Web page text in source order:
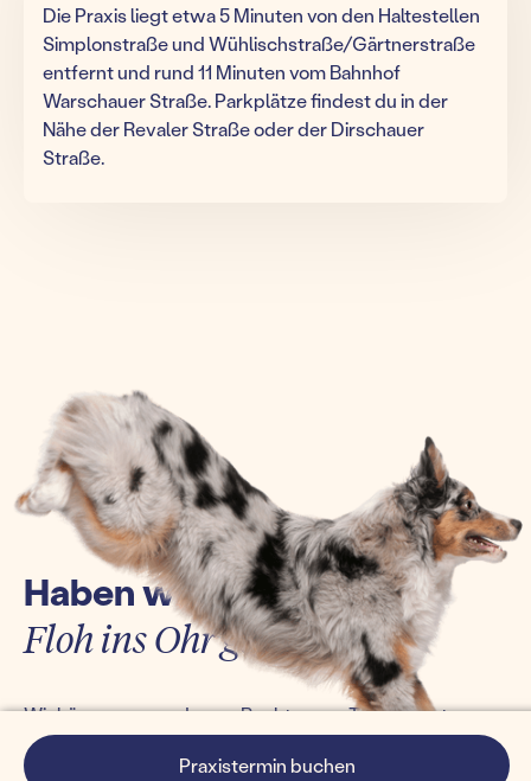
Praxistermin buchen
Die Praxis liegt etwa 5 Minuten von den Haltestellen
Simplonstraße und Wühlischstraße/Gärtnerstraße
entfernt und rund 11 Minuten vom Bahnhof
Warschauer Straße. Parkplätze findest du in der
Nähe der Revaler Straße oder der Dirschauer
Straße.
Haben wir euch einen
Floh ins Ohr gesetzt?
Wir kümmern uns darum. Bucht euren Termin jetzt
einfach online und erlebt die Tierarztpraxis von morgen.